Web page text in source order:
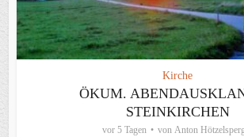
Kirche
ÖKUM.
STEINKIRCHEN
vor 5 Tagen von Anton